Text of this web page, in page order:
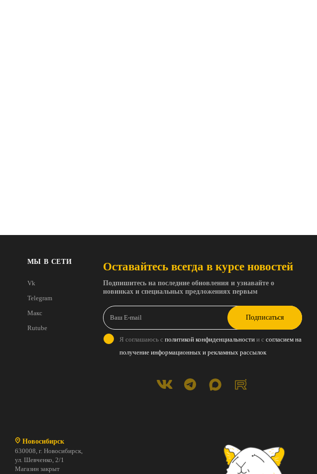
МЫ В СЕТИ
Vk
Telegram
Макс
Rutube
Новосибирск
630008, г. Новосибирск,
ул. Шевченко, 2/1
Магазин закрыт
Оставайтесь всегда в курсе новостей
Подпишитесь на последние обновления и узнавайте о
новинках и специальных предложениях первым
Подписаться
Я соглашаюсь с политикой конфиденциальности и с согласием на
получение информационных и рекламных рассылок